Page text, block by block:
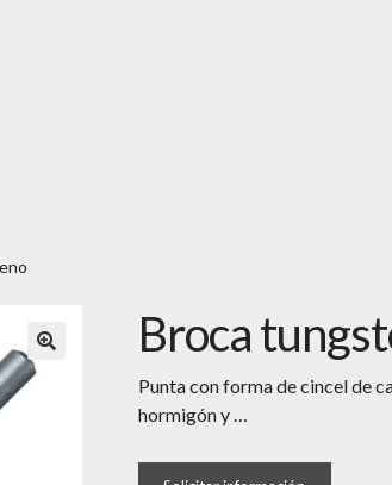
Broca
Punta con forma de cincel de
hormigón y …